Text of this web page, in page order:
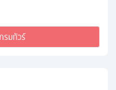
รมทัวร์